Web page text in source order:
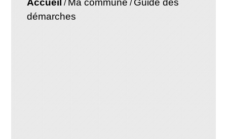
/ /
démarches